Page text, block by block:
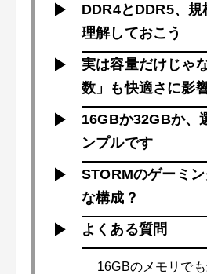
DDR4とDDR5、規
理解しておこう
実は容量だけじゃ
数」も快適さに影
16GBか32GBか、
ンプルです
STORMのゲーミ
な構成？
よくある質問
16GBのメモリで